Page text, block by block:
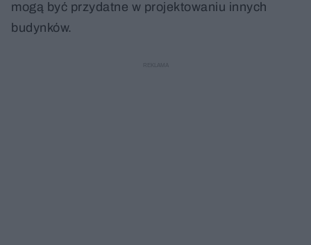
mogą być przydatne w projektowaniu innych
budynków.